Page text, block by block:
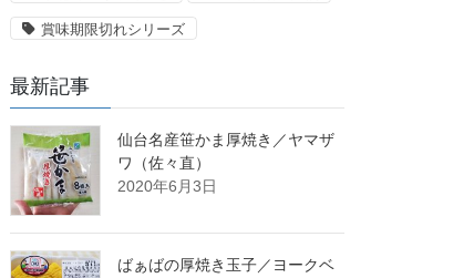
賞味期限切れシリーズ
最新記事
仙台名産笹かま厚焼き／ヤマザ
ワ（佐々直）
2020年6月3日
ばぁばの厚焼き玉子／ヨークベ